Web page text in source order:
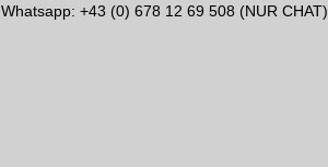
Whatsapp: +43 (0) 678 12 69 508 (NUR CHAT)